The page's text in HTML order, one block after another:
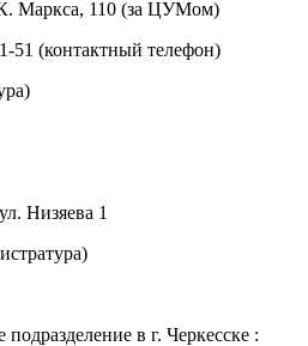
Маркса, 110 (за ЦУМом)
51 (контактный телефон)
Низяева 1
в г. Черкесске :